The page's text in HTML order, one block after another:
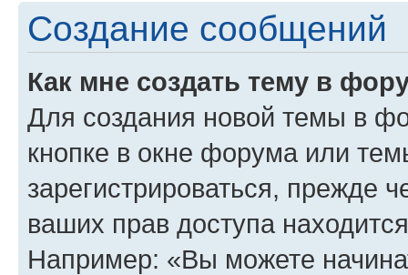
Создание сообщений
Как мне создать тему в
Для создания новой темы в
кнопке в окне форума или
зарегистрироваться, прежде
ваших прав доступа
Например: «Вы можете